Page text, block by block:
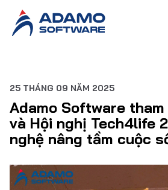
25 THÁNG 09 NĂM 2025
Adamo Software
và Hội nghị Tech4life
nghệ nâng tầm cuộc